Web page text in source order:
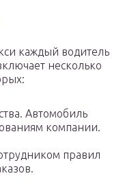
каждый водитель
несколько
Автомобиль
компании.
правил